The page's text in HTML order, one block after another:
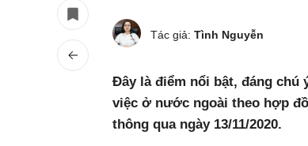
Tác giả: Tình Nguyễn
Đây là điểm nổi bật, đáng chú
việc ở nước ngoài theo hợp
thông qua ngày 13/11/2020.